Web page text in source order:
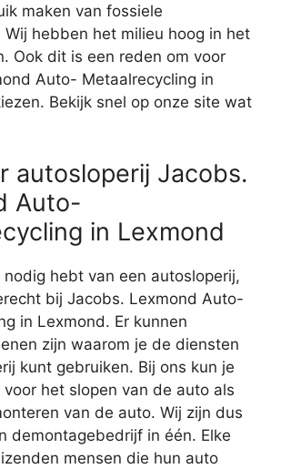
maken van fossiele
hebben het milieu hoog in het
Ook dit is een reden om voor
Auto- Metaalrecycling in
Bekijk snel op onze site wat
autosloperij Jacobs.
Auto-
in Lexmond
hebt van een autosloperij,
bij Jacobs. Lexmond Auto-
in Lexmond. Er kunnen
zijn waarom je de diensten
kunt gebruiken. Bij ons kun je
het slopen van de auto als
van de auto. Wij zijn dus
demontagebedrijf in één. Elke
mensen die hun auto